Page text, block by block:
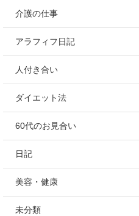
介護の仕事
アラフィフ日記
人付き合い
ダイエット法
60代のお見合い
日記
美容・健康
未分類